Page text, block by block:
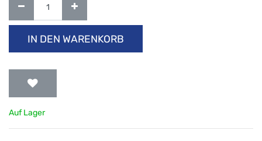
IN DEN WARENKORB
Auf Lager